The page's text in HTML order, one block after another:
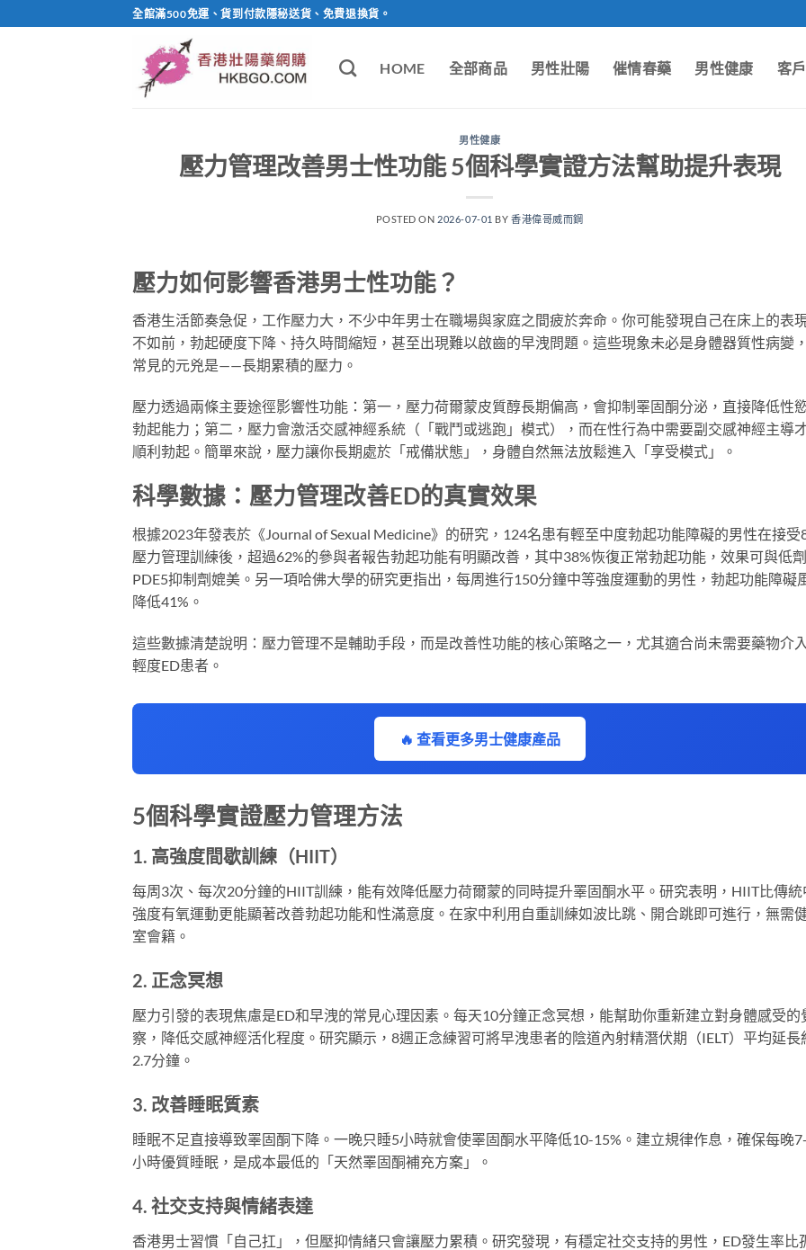
to
全館滿500免運、貨到付款隱秘送貨、免費退換貨。
HOME 全部商品 男性壯陽 催情春藥 男性健康 客
男性健康
壓力管理改善男士性功能 5個科學實證方法幫助提升表現
POSTED ON 2026-07-01 BY香港偉哥威而鋼
壓力如何影響香港男士性功能？
香港生活節奏急促，工作壓力大，不少中年男士在職場與家庭之間疲於奔命。你可能發現自己在床上的表
不如前，勃起硬度下降、持久時間縮短，甚至出現難以啟齒的早洩問題。這些現象未必是身體器質性病變
常見的元兇是——長期累積的壓力。
壓力透過兩條主要途徑影響性功能：第一，壓力荷爾蒙皮質醇長期偏高，會抑制睪固酮分泌，直接降低性
勃起能力；第二，壓力會激活交感神經系統（「戰鬥或逃跑」模式），而在性行為中需要副交感神經主導
順利勃起。簡單來說，壓力讓你長期處於「戒備狀態」，身體自然無法放鬆進入「享受模式」。
科學數據：壓力管理改善ED的真實效果
根據2023年發表於《Journal of Sexual Medicine》的研究，124名患有輕至中度勃起功能障礙的男性在接受
壓力管理訓練後，超過62%的參與者報告勃起功能有明顯改善，其中38%恢復正常勃起功能，效果可與低
PDE5抑制劑媲美。另一項哈佛大學的研究更指出，每周進行150分鐘中等強度運動的男性，勃起功能障礙
降低41%。
這些數據清楚說明：壓力管理不是輔助手段，而是改善性功能的核心策略之一，尤其適合尚未需要藥物介
輕度ED患者。
🔥 查看更多男士健康產品
5個科學實證壓力管理方法
1. 高強度間歇訓練（HIIT）
每周3次、每次20分鐘的HIIT訓練，能有效降低壓力荷爾蒙的同時提升睪固酮水平。研究表明，HIIT比傳統
強度有氧運動更能顯著改善勃起功能和性滿意度。在家中利用自重訓練如波比跳、開合跳即可進行，無需
室會籍。
2. 正念冥想
壓力引發的表現焦慮是ED和早洩的常見心理因素。每天10分鐘正念冥想，能幫助你重新建立對身體感受的
察，降低交感神經活化程度。研究顯示，8週正念練習可將早洩患者的陰道內射精潛伏期（IELT）平均延長
2.7分鐘。
3. 改善睡眠質素
睡眠不足直接導致睪固酮下降。一晚只睡5小時就會使睪固酮水平降低10-15%。建立規律作息，確保每晚
小時優質睡眠，是成本最低的「天然睪固酮補充方案」。
4. 社交支持與情緒表達
香港男士習慣「自己扛」，但壓抑情緒只會讓壓力累積。研究發現，有穩定社交支持的男性，ED發生率比